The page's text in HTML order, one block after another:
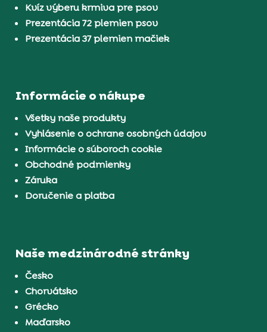
Kvíz výberu krmiva pre psov
Prezentácia 72 plemien psov
Prezentácia 37 plemien mačiek
Informácie o nákupe
Všetky naše produkty
Vyhlásenie o ochrane osobných údajov
Informácie o súboroch cookie
Obchodné podmienky
Záruka
Doručenie a platba
Naše medzinárodné stránky
Česko
Chorvátsko
Grécko
Maďarsko